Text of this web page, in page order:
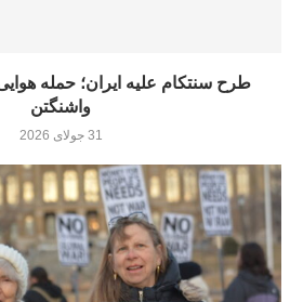
طرح سنتکام علیه ایران؛ حمله
واشنگتن
31 جولای 2026